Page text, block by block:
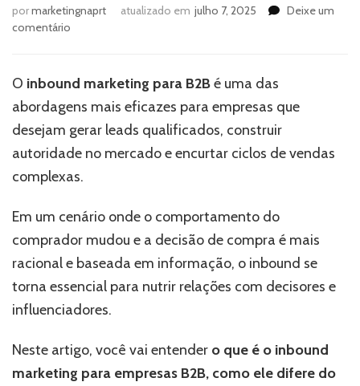
pormarketingnaprt atualizado em julho 7, 2025
Deixe um
comentário
para
5
estratégias
que
mais
geram
O inbound marketing para B2Bé uma das
abordagens mais eficazes para empresas que
desejam gerar leads qualificados, construir
autoridade no mercado e encurtar ciclos de vendas
complexas.
Em um cenário onde o comportamento do
comprador mudou e a decisão de compra é mais
racional e baseada em informação, o inbound se
torna essencial para nutrir relações com decisores e
influenciadores.
Neste artigo, você vai entender o que é o inbound
marketing para empresas B2B, como ele difere do